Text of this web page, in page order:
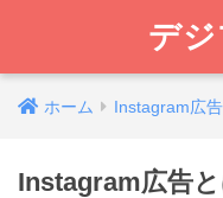
デ
ホーム Instagram広告
Instagram広告